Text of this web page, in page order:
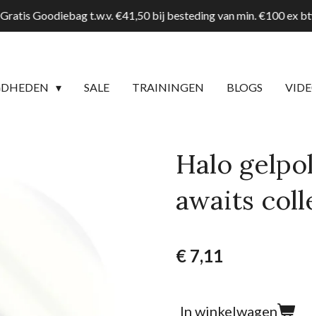
Goodiebag t.w.v. €41,50 bij besteding van min. €100 ex
SALE TRAININGEN BLOGS
Halo
awaits
€ 7,11
In winkelwagen